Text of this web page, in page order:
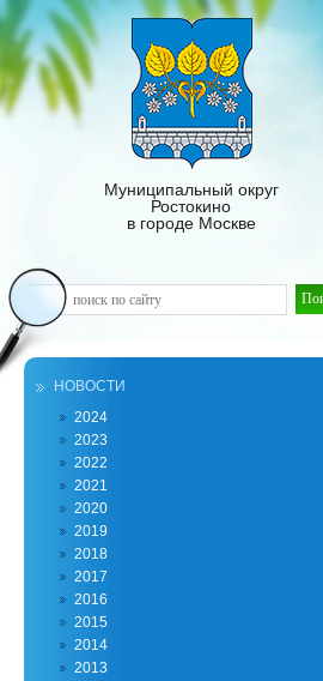
Муниципальный округ
Ростокино
в городе Москве
НОВОСТИ
2024
2023
2022
2021
2020
2019
2018
2017
2016
2015
2014
2013